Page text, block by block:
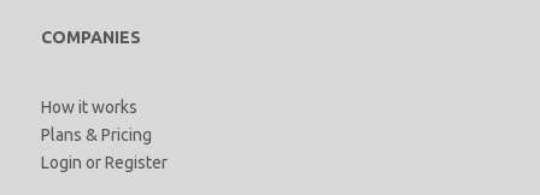
COMPANIES
How it works
Plans & Pricing
Login orRegister